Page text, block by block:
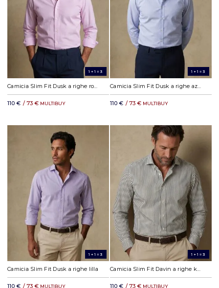
1+1=3
Camicia Slim Fit Dusk a righe rosa
110 € / 73 € MULTIBUY
1+1=3
Camicia Slim Fit Dusk a righe azzurre
110 € / 73 € MULTIBUY
1+1=3
Camicia Slim Fit Dusk a righe lilla
110 € / 73 € MULTIBUY
1+1=3
Camicia Slim Fit Davin a righe khaki
110 € / 73 € MULTIBUY